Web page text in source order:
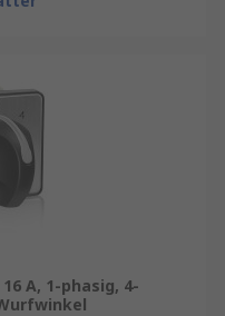
A, 1-phasig, 4-